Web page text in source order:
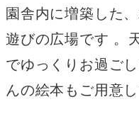
園舎内に増築した
遊びの広場です 。
でゆっくりお過ご
んの絵本もご用意し